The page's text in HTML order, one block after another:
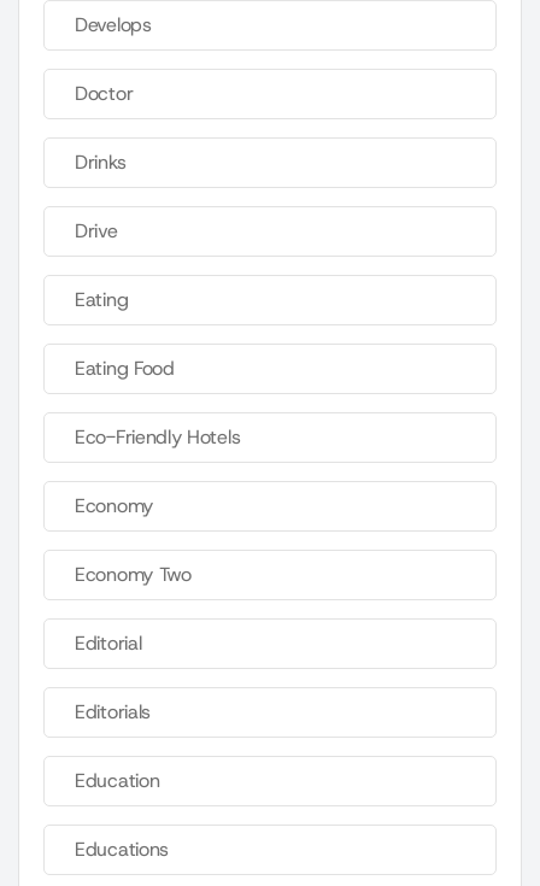
Develops
Doctor
Drinks
Drive
Eating
Eating Food
Eco-Friendly Hotels
Economy
Economy Two
Editorial
Editorials
Education
Educations